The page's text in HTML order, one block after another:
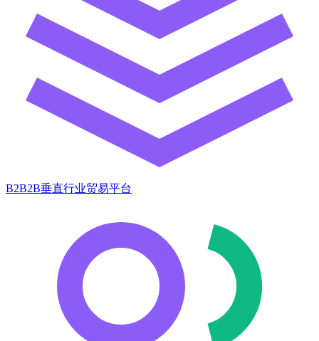
B2B2B垂直行业贸易平台